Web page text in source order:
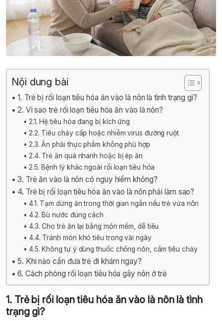
Nội dung bài
1. Trẻ bị rối loạn tiêu hóa ăn vào là nôn là tình trạng gì?
2. Vì sao trẻ rối loạn tiêu hóa ăn vào là nôn?
2.1. Hệ tiêu hóa đang bị kích ứng
2.2. Tiêu chảy cấp hoặc nhiễm virus đường ruột
2.3. Ăn phải thực phẩm không phù hợp
2.4. Trẻ ăn quá nhanh hoặc bị ép ăn
2.5. Bệnh lý khác ngoài rối loạn tiêu hóa
3. Trẻ ăn vào là nôn có nguy hiểm không?
4. Trẻ bị rối loạn tiêu hóa ăn vào là nôn phải làm sao?
4.1. Tạm dừng ăn trong thời gian ngắn nếu trẻ vừa nôn
4.2. Bù nước đúng cách
4.3. Cho trẻ ăn lại bằng món mềm, dễ tiêu
4.4. Tránh món khó tiêu trong vài ngày
4.5. Không tự ý dùng thuốc chống nôn, cầm tiêu chảy
5. Khi nào cần đưa trẻ đi khám ngay?
6. Cách phòng rối loạn tiêu hóa gây nôn ở trẻ
1. Trẻ bị rối loạn tiêu hóa ăn vào là nôn là tình
trạng gì?